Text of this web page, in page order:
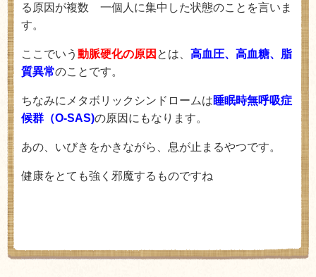
る原因が複数 一個人に集中した状態のことを言いま
す。
ここでいう 動脈硬化の原因 とは、 高血圧、高血糖、脂
質異常のことです。
ちなみにメタボリックシンドロームは睡眠時無呼吸症
候群（O-SAS)の原因にもなります。
あの、いびきをかきながら、息が止まるやつです。
健康をとても強く邪魔するものですね